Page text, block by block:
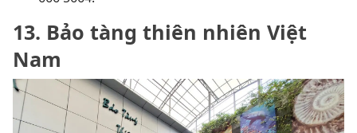
13. Bảo tàng thiên nhiên Việt
Nam